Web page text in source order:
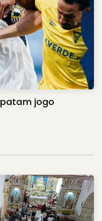
jogo